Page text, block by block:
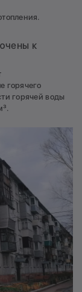
к
горячего
горячей воды